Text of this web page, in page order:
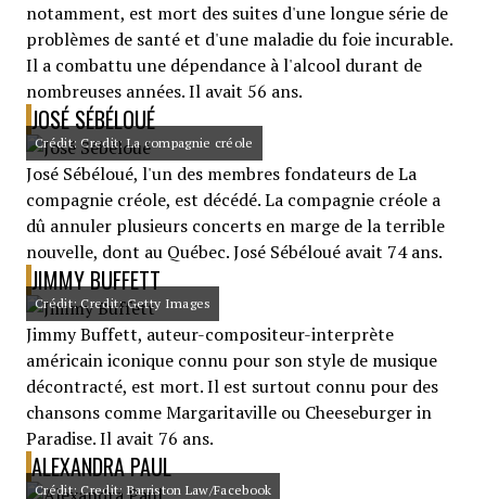
notamment, est mort des suites d'une longue série de
problèmes de santé et d'une maladie du foie incurable.
Il a combattu une dépendance à l'alcool durant de
nombreuses années. Il avait 56 ans.
JOSÉ SÉBÉLOUÉ
Crédit: Credit: La compagnie créole
José Sébéloué, l'un des membres fondateurs de La
compagnie créole, est décédé. La compagnie créole a
dû annuler plusieurs concerts en marge de la terrible
nouvelle, dont au Québec. José Sébéloué avait 74 ans.
JIMMY BUFFETT
Crédit: Credit: Getty Images
Jimmy Buffett, auteur-compositeur-interprète
américain iconique connu pour son style de musique
décontracté, est mort. Il est surtout connu pour des
chansons comme Margaritaville ou Cheeseburger in
Paradise. Il avait 76 ans.
ALEXANDRA PAUL
Crédit: Credit: Barriston Law/Facebook